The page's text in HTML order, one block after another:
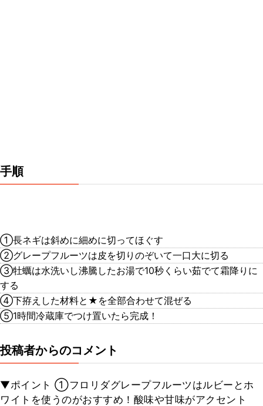
手順
①長ネギは斜めに細めに切ってほぐす
②グレープフルーツは皮を切りのぞいて一口大に切る
③牡蠣は水洗いし沸騰したお湯で10秒くらい茹でて霜降りに
する
④下拵えした材料と★を全部合わせて混ぜる
⑤1時間冷蔵庫でつけ置いたら完成！
投稿者からのコメント
▼ポイント ①フロリダグレープフルーツはルビーとホ
ワイトを使うのがおすすめ！酸味や甘味がアクセント